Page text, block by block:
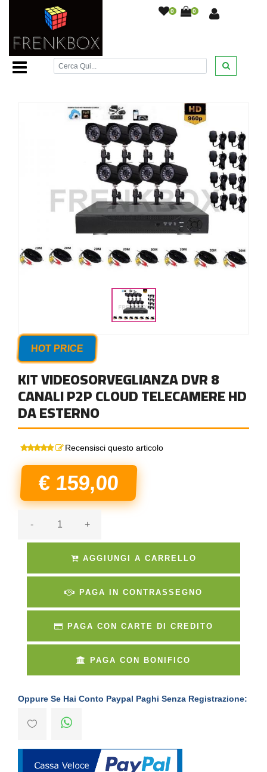
0 0
Home Page /Videosorveglianza
videosorveglianza/ Kit videosorveglianza DVR 8 canali
Cloud Hdmi Vga Telecamere Sony 800TVL 24Led
HOT PRICE
KIT VIDEOSORVEGLIANZA DVR 8
CANALI P2P CLOUD TELECAMERE HD
DA ESTERNO
Recensisci questo articolo
€ 159,00
- +
AGGIUNGI A CARRELLO
PAGA IN CONTRASSEGNO
PAGA CON CARTE DI CREDITO
PAGA CON BONIFICO
Oppure Se Hai Conto Paypal Paghi Senza Registrazione: